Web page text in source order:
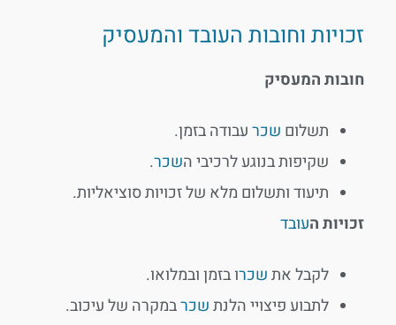
זכויות וחובות העובד והמעסיק
חובות המעסיק
תשלוםשכרעבודה בזמן.
שקיפות בנוגע לרכיבי השכר.
תיעוד ותשלום מלא של זכויות סוציאליות.
זכויות העובד
לקבל אתשכרו בזמן ובמלואו.
לתבוע פיצויי הלנתשכרבמקרה של עיכוב.